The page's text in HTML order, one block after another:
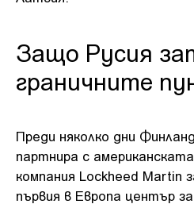
Защо Русия
граничните
Преди няколко дни
партнира с
компания Lockheed Martin
първия в Европа център